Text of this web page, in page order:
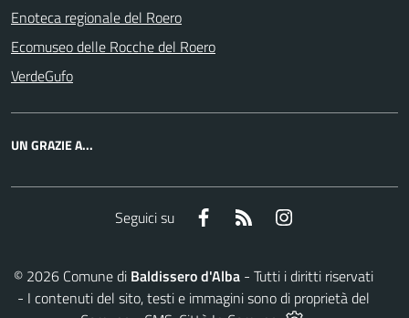
Enoteca regionale del Roero
Ecomuseo delle Rocche del Roero
VerdeGufo
UN GRAZIE A...
Seguici su Facebook RSS
© 2026 Comune di Baldissero d'Alba - Tutti i diritti riservati
- I contenuti del sito, testi e immagini sono di proprietà del